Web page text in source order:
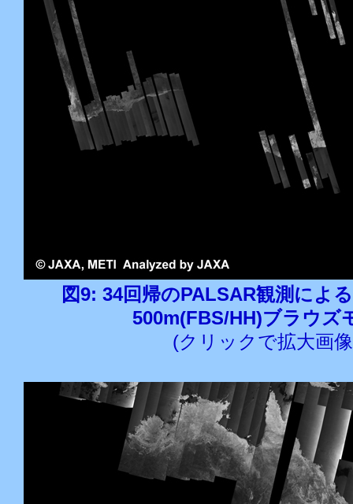
図9: 34回帰のPALSAR観測によ
500m(FBS/HH)ブラウズ
(クリックで拡大画